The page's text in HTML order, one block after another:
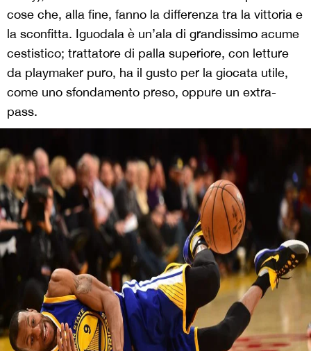
cose che, alla fine, fanno la differenza tra la vittoria e
la sconfitta. Iguodala è un’ala di grandissimo acume
cestistico; trattatore di palla superiore, con letture
da playmaker puro, ha il gusto per la giocata utile,
come uno sfondamento preso, oppure un extra-
pass.